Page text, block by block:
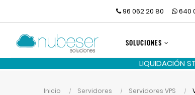
96 062 20 80 640
SOLUCIONES
LIQUIDACIÓN
Inicio Servidores Servidores VPS